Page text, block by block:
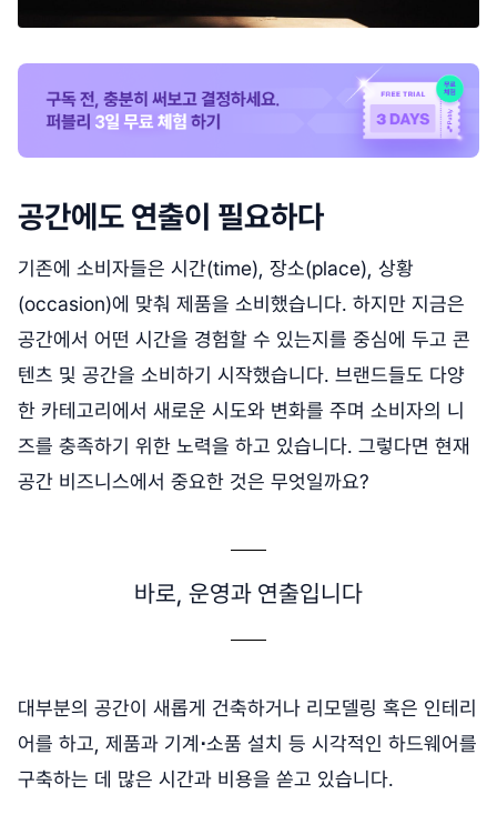
공간에도 연출이 필요하다
기존에 소비자들은 시간(time), 장소(place), 상황
(occasion)에 맞춰 제품을 소비했습니다. 하지만 지금은
공간에서 어떤 시간을 경험할 수 있는지를 중심에 두고 콘
텐츠 및 공간을 소비하기 시작했습니다. 브랜드들도 다양
한 카테고리에서 새로운 시도와 변화를 주며 소비자의 니
즈를 충족하기 위한 노력을 하고 있습니다. 그렇다면 현재
공간 비즈니스에서 중요한 것은 무엇일까요?
바로, 운영과 연출입니다
대부분의 공간이 새롭게 건축하거나 리모델링 혹은 인테리
어를 하고, 제품과 기계⋅소품 설치 등 시각적인 하드웨어를
구축하는 데 많은 시간과 비용을 쏟고 있습니다.